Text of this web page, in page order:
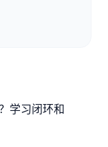
学习闭环和